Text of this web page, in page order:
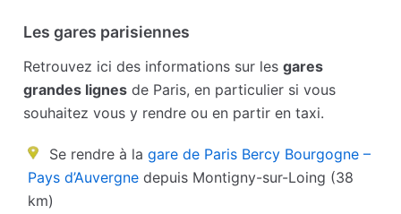
Les gares parisiennes
Retrouvez ici des informations sur lesgares
grandes lignes de Paris, en particulier si vous
souhaitez vous y rendre ou en partir en taxi.
Se rendre à la gare de Paris Bercy Bourgogne –
Pays d’Auvergne depuis Montigny-sur-Loing (38
km)